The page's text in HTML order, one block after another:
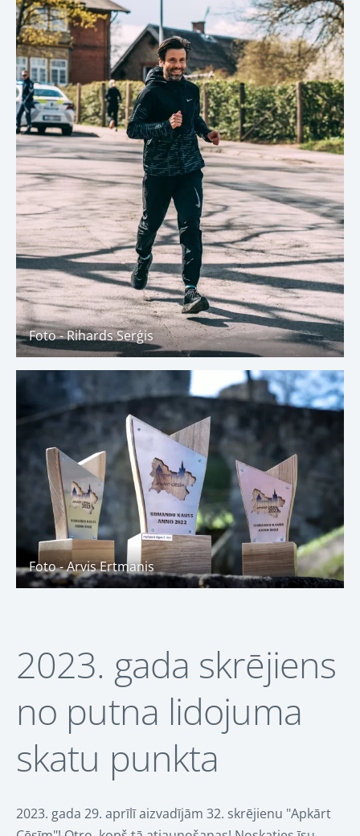
Foto - Rihards Serģis
Foto - Arvis Ertmanis
2023. gada skrējiens
no putna lidojuma
skatu punkta
2023. gada 29. aprīlī aizvadījām 32. skrējienu "Apkārt